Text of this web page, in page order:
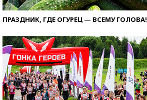
ПРАЗДНИК, ГДЕ ОГУРЕЦ — ВСЕМУ ГОЛОВА!